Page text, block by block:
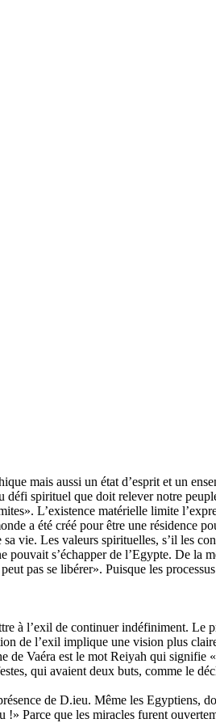
mais aussi un état d’esprit et un
défi spirituel que doit relever notre
L’existence matérielle limite
a été créé pour être une résidence
vie. Les valeurs spirituelles, s’il les
s’échapper de l’Egypte. De la
pas se libérer». Puisque les
à l’exil de continuer indéfiniment.
de l’exil implique une vision plus
de Vaéra est le mot Reiyah qui
qui avaient deux buts, comme le
de D.ieu. Même les Egyptiens,
Parce que les miracles furent